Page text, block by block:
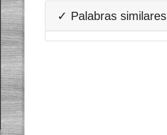
✓ Palabras similares